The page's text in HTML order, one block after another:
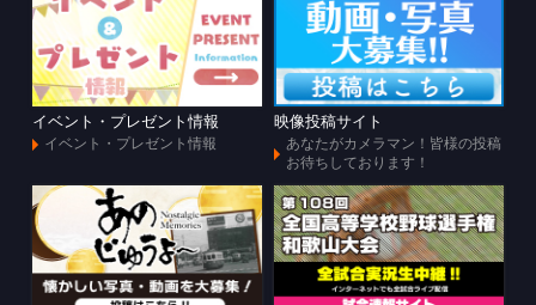
イベント・プレゼント情報
イベント・プレゼント情報
映像投稿サイト
あなたがカメラマン！皆様の投稿
お待ちしております！